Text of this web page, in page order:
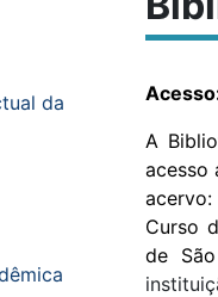
da
A
acesso
Curso
de